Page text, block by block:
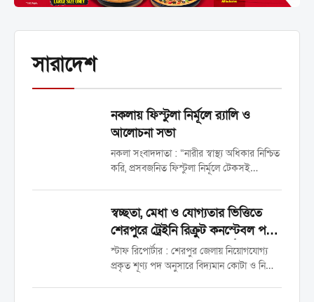
সারাদেশ
নকলায় ফিস্টুলা নির্মূলে র‍্যালি ও
আলোচনা সভা
নকলা সংবাদদাতা : “নারীর স্বাস্থ্য অধিকার নিশ্চিত
করি, প্রসবজনিত ফিস্টুলা নির্মূলে টেকসই
ফিস্টুলা দিবস উপলক্ষে র‍্যালি ও আলোচনা সভা
অনুষ্ঠিত হয়েছে। মঙ্গলবার (১৯ মে) উপজেলা
স্বাস্থ্য...
স্বচ্ছতা, মেধা ও যোগ্যতার ভিত্তিতে
শেরপুরে ট্রেইনি রিক্রুট কনস্টেবল পদে
চাকুরি পেলেন ২৫ জন প্রার্থী
স্টাফ রিপোর্টার : শেরপুর জেলায় নিয়োগযোগ্য
প্রকৃত শূণ্য পদ অনুসারে বিদ্যমান কোটা ও নিয়োগ